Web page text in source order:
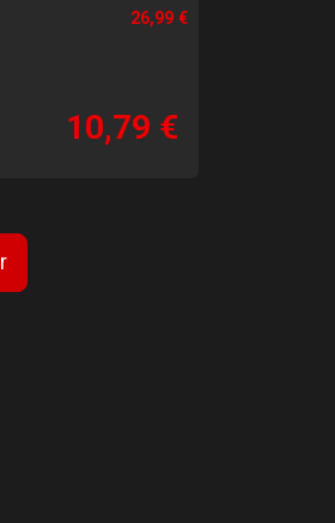
26,99 €
10,79 €